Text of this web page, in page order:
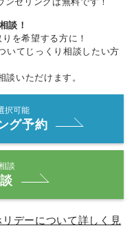
談！
を希望する方に！
いてじっくり相談したい方
談いただけます。
択可能
グ予約
談
デーについて詳しく見